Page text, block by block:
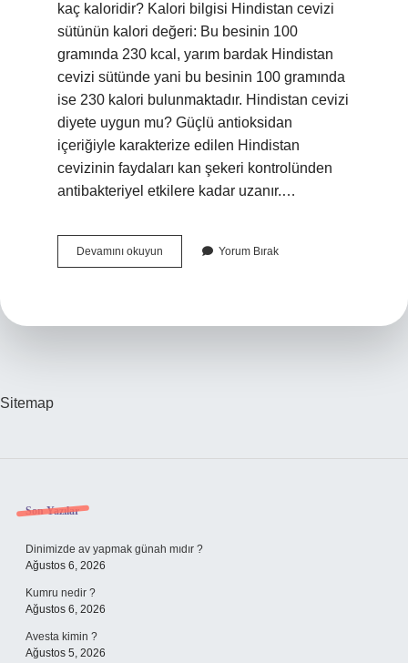
kaç kaloridir? Kalori bilgisi Hindistan cevizi
sütünün kalori değeri: Bu besinin 100
gramında 230 kcal, yarım bardak Hindistan
cevizi sütünde yani bu besinin 100 gramında
ise 230 kalori bulunmaktadır. Hindistan cevizi
diyete uygun mu? Güçlü antioksidan
içeriğiyle karakterize edilen Hindistan
cevizinin faydaları kan şekeri kontrolünden
antibakteriyel etkilere kadar uzanır.…
Devamını okuyun Hindistan
Cevizi
Yorum Bırak
Sitemap
Sidebar
Son Yazılar
Dinimizde av yapmak günah mıdır ?
Ağustos 6, 2026
Kumru nedir ?
Ağustos 6, 2026
Avesta kimin ?
Ağustos 5, 2026